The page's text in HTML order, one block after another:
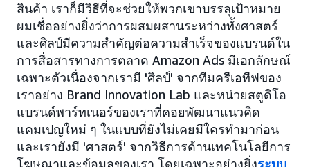
สินค้า เราก็มีวิธีที่จะช่วยให้พวกเขาบรรลุเป้าหมาย
ผมเชื่ออย่างยิ่งว่าการผสมผสานระหว่างทั้งศาสตร์
และศิลป์มีความสำคัญต่อความสำเร็จของแบรนด์ใน
การสื่อสารทางการตลาด Amazon Ads มีเอกลักษณ์
เฉพาะตัวเนื่องจากเรามี 'ศิลป์' จากทีมครีเอทีฟของ
เราอย่าง Brand Innovation Lab และหน่วยสตูดิโอ
แบรนด์พาร์ทเนอร์ของเราที่คอยพัฒนาแนวคิด
แคมเปญใหม่ ๆ ในแบบที่ยังไม่เคยมีใครทำมาก่อน
และเรายังมี 'ศาสตร์' จากวิธีการด้านเทคโนโลยีการ
โฆษณาและข้อมูลของเรา โดยเฉพาะอย่างยิ่งระบบ